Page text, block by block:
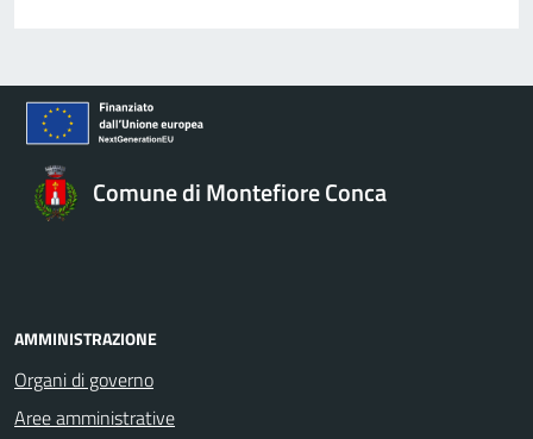
Comune di Montefiore Conca
AMMINISTRAZIONE
Organi di governo
Aree amministrative